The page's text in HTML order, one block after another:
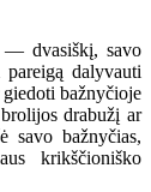
dvasiškį, savo
dalyvauti
giedoti bažnyčioje
drabužį ar
savo bažnyčias,
krikščioniško